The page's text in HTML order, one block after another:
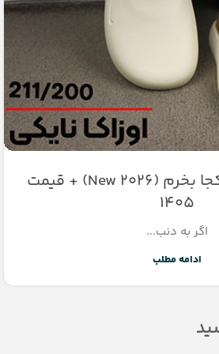
دمپایی عمده از کجا بخرم (New 2026) + قیمت
1405
اگر به دنب...
ادامه مطلب